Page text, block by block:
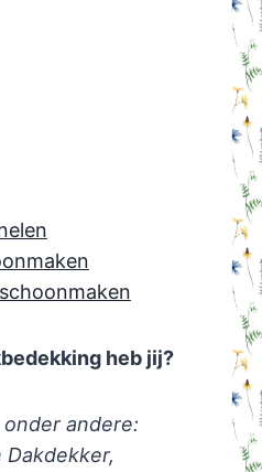
heb jij?
andere:
Dakdekker,